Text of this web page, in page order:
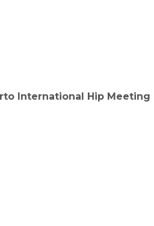
International Hip Meeting